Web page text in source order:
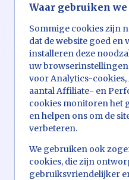
Waar gebruiken
Sommige cookies zijn
dat de website goed en
installeren deze
uw
voor Analytics-cookies,
aantal Affiliate- en
cookies monitoren het
en helpen ons om de
verbeteren.
We gebruiken ook
cookies, die zijn
gebruiksvriendelijker